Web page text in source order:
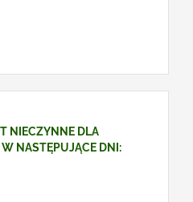
NIECZYNNE DLA
NASTĘPUJĄCE DNI: